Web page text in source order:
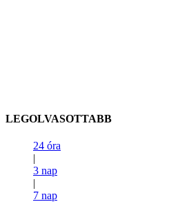
LEGOLVASOTTABB
24 óra
|
3 nap
|
7 nap